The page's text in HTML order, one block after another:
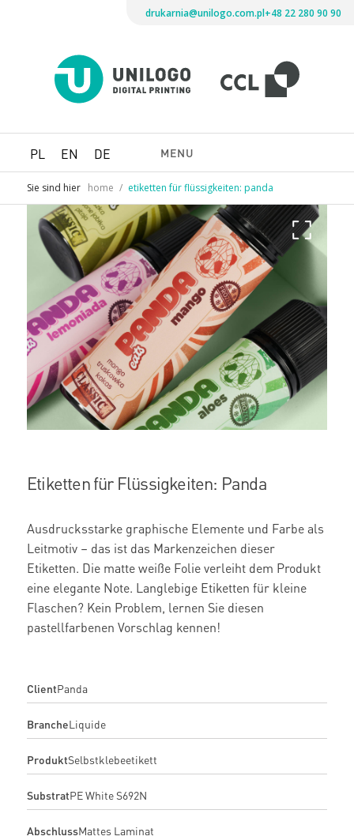
Digital
drukarnia@unilogo.com.pl+48 22 280 90 90
PL EN DE MENU
Sie sind hier home / etiketten für flüssigkeiten: panda
Etiketten für Flüssigkeiten: Panda
Ausdrucksstarke graphische Elemente und Farbe als
Leitmotiv – das ist das Markenzeichen dieser
Etiketten. Die matte weiße Folie verleiht dem Produkt
eine elegante Note. Langlebige Etiketten für kleine
Flaschen? Kein Problem, lernen Sie diesen
pastellfarbenen Vorschlag kennen!
ClientPanda
BrancheLiquide
ProduktSelbstklebeetikett
SubstratPE White S692N
AbschlussMattes Laminat